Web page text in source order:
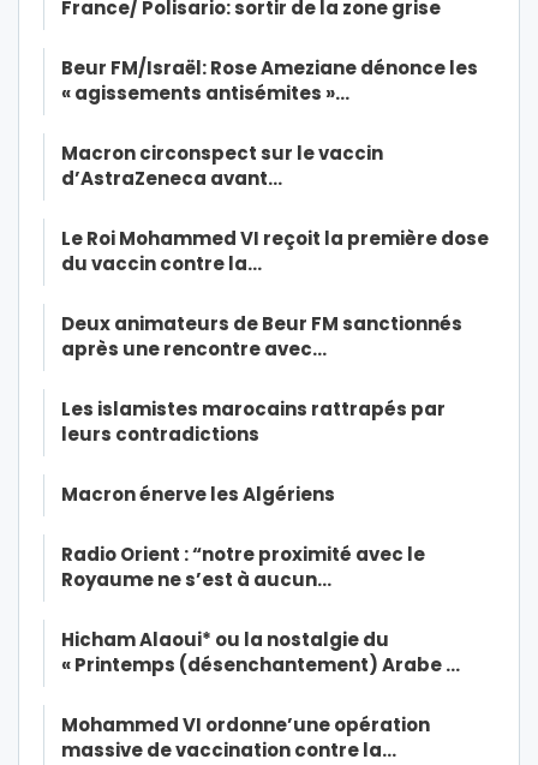
France/ Polisario: sortir de la zone grise
Beur FM/Israël: Rose Ameziane dénonce les
« agissements antisémites »…
Macron circonspect sur le vaccin
d’AstraZeneca avant…
Le Roi Mohammed VI reçoit la première dose
du vaccin contre la…
Deux animateurs de Beur FM sanctionnés
après une rencontre avec…
Les islamistes marocains rattrapés par
leurs contradictions
Macron énerve les Algériens
Radio Orient : “notre proximité avec le
Royaume ne s’est à aucun…
Hicham Alaoui* ou la nostalgie du
« Printemps (désenchantement) Arabe …
Mohammed VI ordonne’une opération
massive de vaccination contre la…